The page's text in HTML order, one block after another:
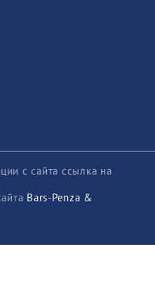
с сайта ссылка на
Bars-Penza &